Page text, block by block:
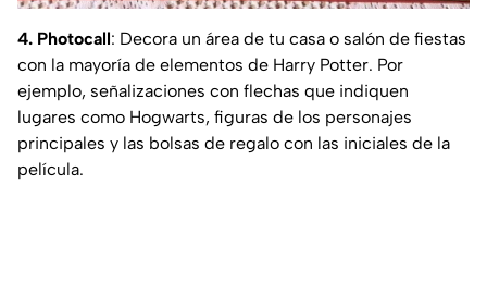
4. Photocall: Decora un área de tu casa o salón de fiestas
con la mayoría de elementos de Harry Potter. Por
ejemplo, señalizaciones con flechas que indiquen
lugares como Hogwarts, figuras de los personajes
principales y las bolsas de regalo con las iniciales de la
película.